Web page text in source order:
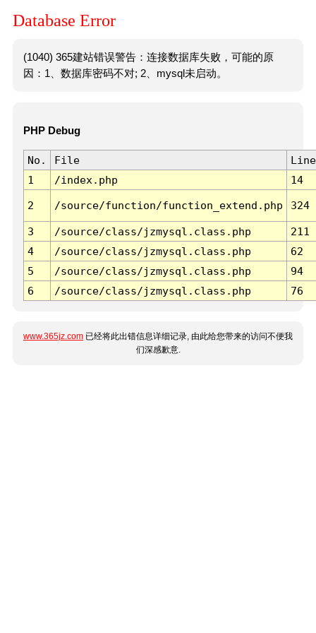
Database Error
(1040) 365建站错误警告：连接数据库失败，可能的原
因：1、数据库密码不对; 2、mysql未启动。
PHP Debug
No. File
Line
1
/index.php 14
2 /source/function/function_extend.php 324
3 /source/class/jzmysql.class.php
211
4
/source/class/jzmysql.class.php
62
5
/source/class/jzmysql.class.php
94
6
/source/class/jzmysql.class.php 76
www.365jz.com 已经将此出错信息详细记录, 由此给您带来的访问不便我
们深感歉意.